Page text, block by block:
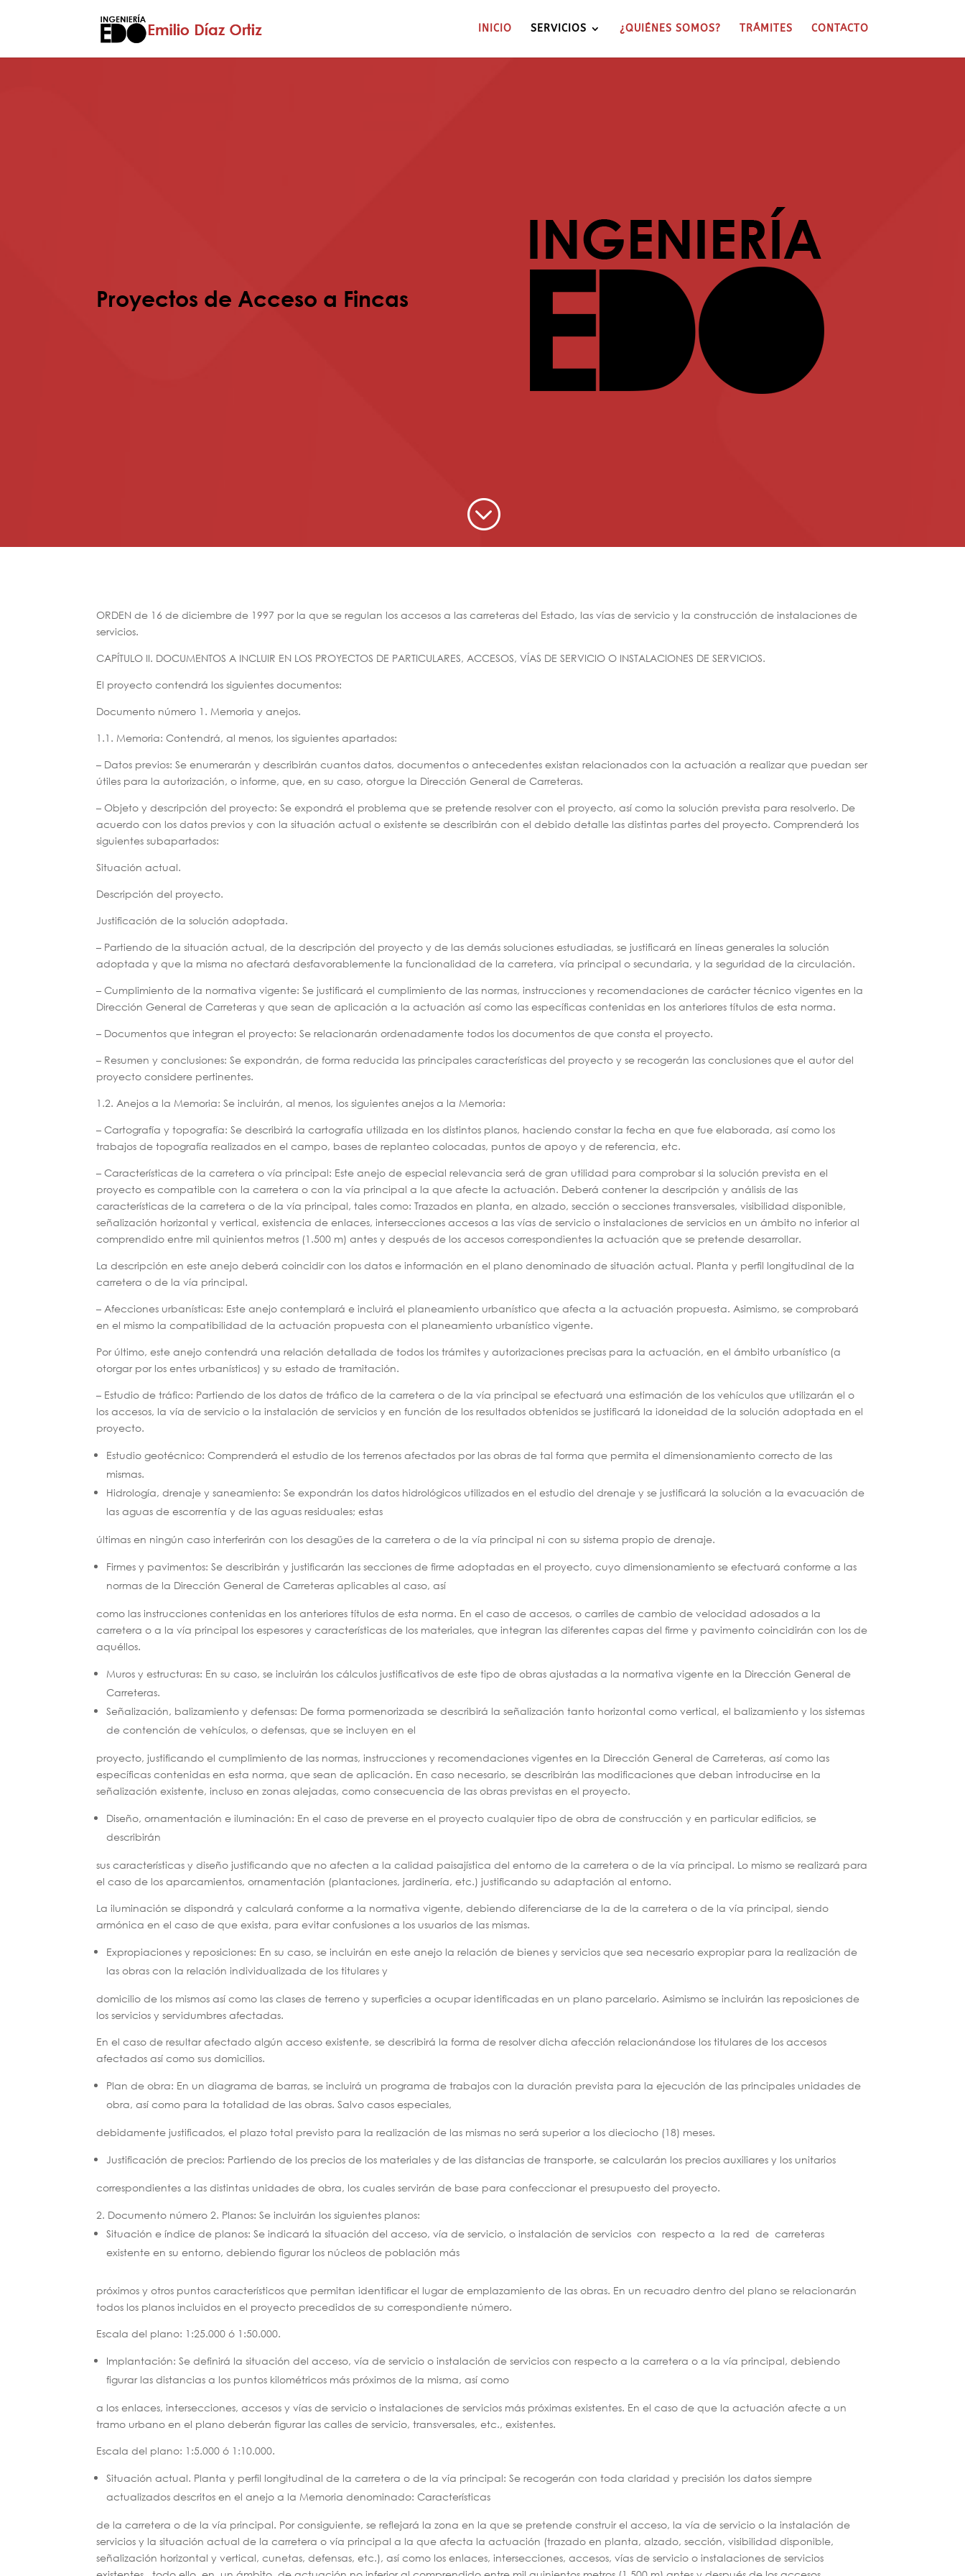
INICIO SERVICIOS ¿QUIÉNES SOMOS? TRÁMITES CONTACTO
Proyectos de Acceso a Fincas
;
ORDEN de 16 de diciembre de 1997 por la que se regulan los accesos a las carreteras del Estado, las vías de servicio y la construcción de instalaciones de
servicios.
CAPÍTULO II. DOCUMENTOS A INCLUIR EN LOS PROYECTOS DE PARTICULARES, ACCESOS, VÍAS DE SERVICIO O INSTALACIONES DE SERVICIOS.
El proyecto contendrá los siguientes documentos:
Documento número 1. Memoria y anejos.
1.1. Memoria: Contendrá, al menos, los siguientes apartados:
– Datos previos: Se enumerarán y describirán cuantos datos, documentos o antecedentes existan relacionados con la actuación a realizar que puedan ser
útiles para la autorización, o informe, que, en su caso, otorgue la Dirección General de Carreteras.
– Objeto y descripción del proyecto: Se expondrá el problema que se pretende resolver con el proyecto, así como la solución prevista para resolverlo. De
acuerdo con los datos previos y con la situación actual o existente se describirán con el debido detalle las distintas partes del proyecto. Comprenderá los
siguientes subapartados:
Situación actual.
Descripción del proyecto.
Justificación de la solución adoptada.
– Partiendo de la situación actual, de la descripción del proyecto y de las demás soluciones estudiadas, se justificará en líneas generales la solución
adoptada y que la misma no afectará desfavorablemente la funcionalidad de la carretera, vía principal o secundaria, y la seguridad de la circulación.
– Cumplimiento de la normativa vigente: Se justificará el cumplimiento de las normas, instrucciones y recomendaciones de carácter técnico vigentes en la
Dirección General de Carreteras y que sean de aplicación a la actuación así como las específicas contenidas en los anteriores títulos de esta norma.
– Documentos que integran el proyecto: Se relacionarán ordenadamente todos los documentos de que consta el proyecto.
– Resumen y conclusiones: Se expondrán, de forma reducida las principales características del proyecto y se recogerán las conclusiones que el autor del
proyecto considere pertinentes.
1.2. Anejos a la Memoria: Se incluirán, al menos, los siguientes anejos a la Memoria:
– Cartografía y topografía: Se describirá la cartografía utilizada en los distintos planos, haciendo constar la fecha en que fue elaborada, así como los
trabajos de topografía realizados en el campo, bases de replanteo colocadas, puntos de apoyo y de referencia, etc.
– Características de la carretera o vía principal: Este anejo de especial relevancia será de gran utilidad para comprobar si la solución prevista en el
proyecto es compatible con la carretera o con la vía principal a la que afecte la actuación. Deberá contener la descripción y análisis de las
características de la carretera o de la vía principal, tales como: Trazados en planta, en alzado, sección o secciones transversales, visibilidad disponible,
señalización horizontal y vertical, existencia de enlaces, intersecciones accesos a las vías de servicio o instalaciones de servicios en un ámbito no inferior al
comprendido entre mil quinientos metros (1.500 m) antes y después de los accesos correspondientes la actuación que se pretende desarrollar.
La descripción en este anejo deberá coincidir con los datos e información en el plano denominado de situación actual. Planta y perfil longitudinal de la
carretera o de la vía principal.
– Afecciones urbanísticas: Este anejo contemplará e incluirá el planeamiento urbanístico que afecta a la actuación propuesta. Asimismo, se comprobará
en el mismo la compatibilidad de la actuación propuesta con el planeamiento urbanístico vigente.
Por último, este anejo contendrá una relación detallada de todos los trámites y autorizaciones precisas para la actuación, en el ámbito urbanístico (a
otorgar por los entes urbanísticos) y su estado de tramitación.
– Estudio de tráfico: Partiendo de los datos de tráfico de la carretera o de la vía principal se efectuará una estimación de los vehículos que utilizarán el o
los accesos, la vía de servicio o la instalación de servicios y en función de los resultados obtenidos se justificará la idoneidad de la solución adoptada en el
proyecto.
Estudio geotécnico: Comprenderá el estudio de los terrenos afectados por las obras de tal forma que permita el dimensionamiento correcto de las
mismas.
Hidrología, drenaje y saneamiento: Se expondrán los datos hidrológicos utilizados en el estudio del drenaje y se justificará la solución a la evacuación de
las aguas de escorrentía y de las aguas residuales; estas
últimas en ningún caso interferirán con los desagües de la carretera o de la vía principal ni con su sistema propio de drenaje.
Firmes y pavimentos: Se describirán y justificarán las secciones de firme adoptadas en el proyecto, cuyo dimensionamiento se efectuará conforme a las
normas de la Dirección General de Carreteras aplicables al caso, así
como las instrucciones contenidas en los anteriores títulos de esta norma. En el caso de accesos, o carriles de cambio de velocidad adosados a la
carretera o a la vía principal los espesores y características de los materiales, que integran las diferentes capas del firme y pavimento coincidirán con los de
aquéllos.
Muros y estructuras: En su caso, se incluirán los cálculos justificativos de este tipo de obras ajustadas a la normativa vigente en la Dirección General de
Carreteras.
Señalización, balizamiento y defensas: De forma pormenorizada se describirá la señalización tanto horizontal como vertical, el balizamiento y los sistemas
de contención de vehículos, o defensas, que se incluyen en el
proyecto, justificando el cumplimiento de las normas, instrucciones y recomendaciones vigentes en la Dirección General de Carreteras, así como las
específicas contenidas en esta norma, que sean de aplicación. En caso necesario, se describirán las modificaciones que deban introducirse en la
señalización existente, incluso en zonas alejadas, como consecuencia de las obras previstas en el proyecto.
Diseño, ornamentación e iluminación: En el caso de preverse en el proyecto cualquier tipo de obra de construcción y en particular edificios, se
describirán
sus características y diseño justificando que no afecten a la calidad paisajística del entorno de la carretera o de la vía principal. Lo mismo se realizará para
el caso de los aparcamientos, ornamentación (plantaciones, jardinería, etc.) justificando su adaptación al entorno.
La iluminación se dispondrá y calculará conforme a la normativa vigente, debiendo diferenciarse de la de la carretera o de la vía principal, siendo
armónica en el caso de que exista, para evitar confusiones a los usuarios de las mismas.
Expropiaciones y reposiciones: En su caso, se incluirán en este anejo la relación de bienes y servicios que sea necesario expropiar para la realización de
las obras con la relación individualizada de los titulares y
domicilio de los mismos así como las clases de terreno y superficies a ocupar identificadas en un plano parcelario. Asimismo se incluirán las reposiciones de
los servicios y servidumbres afectadas.
En el caso de resultar afectado algún acceso existente, se describirá la forma de resolver dicha afección relacionándose los titulares de los accesos
afectados así como sus domicilios.
Plan de obra: En un diagrama de barras, se incluirá un programa de trabajos con la duración prevista para la ejecución de las principales unidades de
obra, así como para la totalidad de las obras. Salvo casos especiales,
debidamente justificados, el plazo total previsto para la realización de las mismas no será superior a los dieciocho (18) meses.
Justificación de precios: Partiendo de los precios de los materiales y de las distancias de transporte, se calcularán los precios auxiliares y los unitarios
correspondientes a las distintas unidades de obra, los cuales servirán de base para confeccionar el presupuesto del proyecto.
Documento número 2. Planos: Se incluirán los siguientes planos:
Situación e índice de planos: Se indicará la situación del acceso, vía de servicio, o instalación de servicios con respecto a la red de carreteras
existente en su entorno, debiendo figurar los núcleos de población más
próximos y otros puntos característicos que permitan identificar el lugar de emplazamiento de las obras. En un recuadro dentro del plano se relacionarán
todos los planos incluidos en el proyecto precedidos de su correspondiente número.
Escala del plano: 1:25.000 ó 1:50.000.
Implantación: Se definirá la situación del acceso, vía de servicio o instalación de servicios con respecto a la carretera o a la vía principal, debiendo
figurar las distancias a los puntos kilométricos más próximos de la misma, así como
a los enlaces, intersecciones, accesos y vías de servicio o instalaciones de servicios más próximas existentes. En el caso de que la actuación afecte a un
tramo urbano en el plano deberán figurar las calles de servicio, transversales, etc., existentes.
Escala del plano: 1:5.000 ó 1:10.000.
Situación actual. Planta y perfil longitudinal de la carretera o de la vía principal: Se recogerán con toda claridad y precisión los datos siempre
actualizados descritos en el anejo a la Memoria denominado: Características
de la carretera o de la vía principal. Por consiguiente, se reflejará la zona en la que se pretende construir el acceso, la vía de servicio o la instalación de
servicios y la situación actual de la carretera o vía principal a la que afecta la actuación (trazado en planta, alzado, sección, visibilidad disponible,
señalización horizontal y vertical, cunetas, defensas, etc.), así como los enlaces, intersecciones, accesos, vías de servicio o instalaciones de servicios